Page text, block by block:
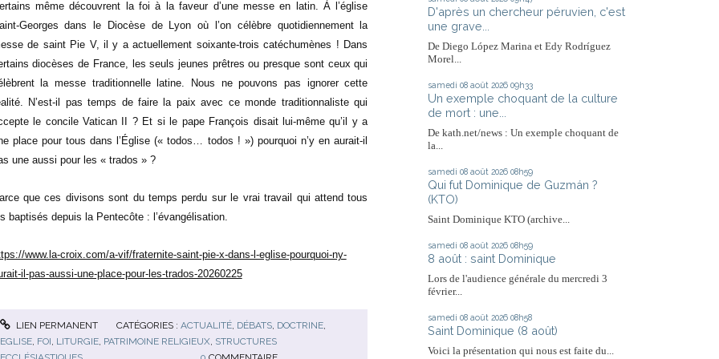
même découvrent la foi à la faveur d’une messe en latin. À l’église
Georges dans le Diocèse de Lyon où l’on célèbre quotidiennement la
de saint Pie V, il y a actuellement soixante-trois catéchumènes ! Dans
diocèses de France, les seuls jeunes prêtres ou presque sont ceux qui
la messe traditionnelle latine. Nous ne pouvons pas ignorer cette
N’est-il pas temps de faire la paix avec ce monde traditionnaliste qui
le concile Vatican II ? Et si le pape François disait lui-même qu’il y a
place pour tous dans l’Église (« todos… todos ! ») pourquoi n’y en aurait-il
une aussi pour les « trados » ?
que ces divisons sont du temps perdu sur le vrai travail qui attend tous
baptisés depuis la Pentecôte : l’évangélisation.
www.la-croix.com/a-vif/fraternite-saint-pie-x-dans-l-eglise-pourquoi-ny-
il-pas-aussi-une-place-pour-les-trados-20260225
LIEN PERMANENT CATÉGORIES :ACTUALITÉ, DÉBATS, DOCTRINE,
EGLISE, FOI, LITURGIE, PATRIMOINE RELIGIEUX, STRUCTURES
D'après un chercheur péruvien, c'est
une grave...
De Diego López Marina et Edy Rodríguez
Morel...
samedi 08 août 2026 09h33
Un exemple choquant de la culture
de mort : une...
De kath.net/news : Un exemple choquant de
la...
samedi 08 août 2026 08h59
Qui fut Dominique de Guzmán ?
(KTO)
Saint Dominique KTO (archive...
samedi 08 août 2026 08h59
8 août : saint Dominique
Lors de l'audience générale du mercredi 3
février...
samedi 08 août 2026 08h58
Saint Dominique (8 août)
Voici la présentation qui nous est faite du...